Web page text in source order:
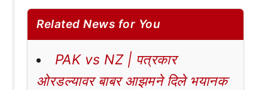
Related News for You
PAK vs NZ | पत्रकार
ओरडल्यावर बाबर आझमने दिले भयानक